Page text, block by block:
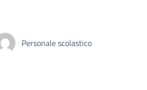
Personale scolastico